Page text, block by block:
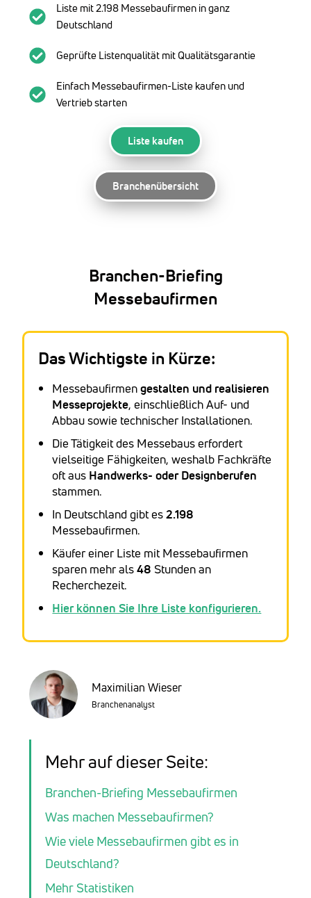
Liste mit 2.198 Messebaufirmen in ganz
Deutschland
Geprüfte Listenqualität mit Qualitätsgarantie
Einfach Messebaufirmen-Liste kaufen und
Vertrieb starten
Liste kaufen
Branchenübersicht
Branchen-Briefing
Messebaufirmen
Das Wichtigste in Kürze:
Messebaufirmengestalten und realisieren
Messeprojekte, einschließlich Auf- und
Abbau sowie technischer Installationen.
Die Tätigkeit des Messebaus erfordert
vielseitige Fähigkeiten, weshalb Fachkräfte
oft aus Handwerks- oder Designberufen
stammen.
In Deutschland gibt es2.198
Messebaufirmen.
Käufer einer Liste mit Messebaufirmen
sparen mehr als48 Stunden an
Recherchezeit.
Hier können Sie Ihre Liste konfigurieren.
Maximilian Wieser
Branchenanalyst
Mehr auf dieser Seite:
Branchen-Briefing Messebaufirmen
Was machen Messebaufirmen?
Wie viele Messebaufirmen gibt es in
Deutschland?
Mehr Statistiken